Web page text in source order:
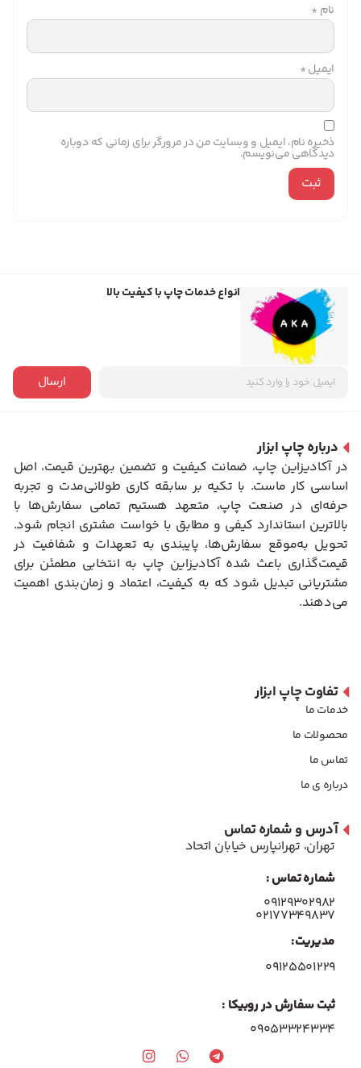
نام *
ایمیل*
ذخیره نام، ایمیل و وبسایت من در مرورگر برای زمانی که دوباره
دیدگاهی می‌نویسم.
انواع خدمات چاپ با کیفیت بالا
ارسال
درباره چاپ ابزار
در آکادیزاین چاپ، ضمانت کیفیت و تضمین بهترین قیمت، اصل
اساسی کار ماست. با تکیه بر سابقه کاری طولانی‌مدت و تجربه
حرفه‌ای در صنعت چاپ، متعهد هستیم تمامی سفارش‌ها با
بالاترین استاندارد کیفی و مطابق با خواست مشتری انجام شود.
تحویل به‌موقع سفارش‌ها، پایبندی به تعهدات و شفافیت در
قیمت‌گذاری باعث شده آکادیزاین چاپ به انتخابی مطمئن برای
مشتریانی تبدیل شود که به کیفیت، اعتماد و زمان‌بندی اهمیت
می‌دهند.
تفاوت چاپ ابزار
خدمات ما
محصولات ما
تماس ما
درباره ی ما
آدرس و شماره تماس
تهران، تهرانپارس خیابان اتحاد
شماره تماس :
۰۹۱۲۹۳۰۲۹۸۲
۰۲۱۷۷۳۴۹۸۳۷
مدیریت:
۰۹۱۲۵۵۰۱۲۲۹
ثبت سفارش در روبیکا :
09053324334